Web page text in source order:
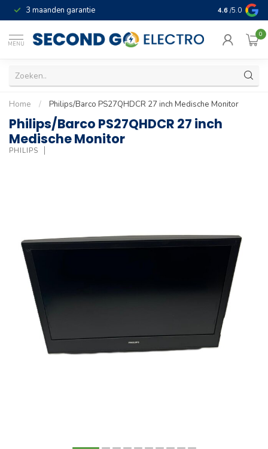
3 maanden garantie Geld terug
4.6 /5.0
MENU
0
Home / Philips/Barco PS27QHDCR 27 inch Medische Monitor
Philips/Barco PS27QHDCR 27 inch
Medische Monitor
PHILIPS